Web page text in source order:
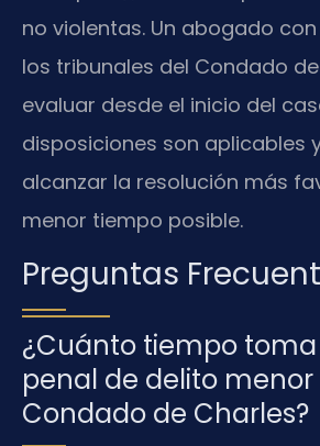
no violentas. Un abogado
los tribunales del Condado
evaluar desde el inicio del
disposiciones son aplicables
alcanzar la resolución más
menor tiempo posible.
Preguntas
¿Cuánto tiempo
penal de delito menor
Condado de Charles?